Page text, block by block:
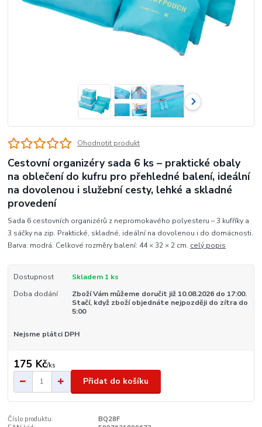
Ohodnotit produkt
Cestovní organizéry sada 6 ks – praktické obaly
na oblečení do kufru pro přehledné balení, ideální
na dovolenou i služební cesty, lehké a skladné
provedení
Sada 6 cestovních organizérů z nepromokavého polyesteru – 3 kufříky a
3 sáčky na zip. Praktické, skladné, ideální na dovolenou i do domácnosti.
Barva: modrá. Celkové rozměry balení: 44 × 32 × 2 cm. celý popis
Dostupnost
Skladem 1 ks
Doba dodání
Zboží Vám můžeme doručit již 10.08.2026 do 17:00.
Stačí, když zboží objednáte nejpozději do zítra do
5:00
Nejsme plátci DPH
175 Kč/ks
Přidat do košíku
Číslo produktu:
BQ28F